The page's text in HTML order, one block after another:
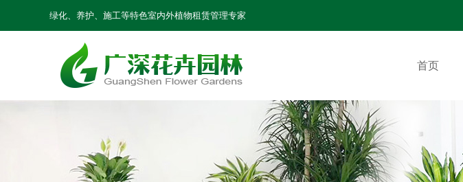
绿化、养护、施工等特色室内外植物租赁管理专家
首页